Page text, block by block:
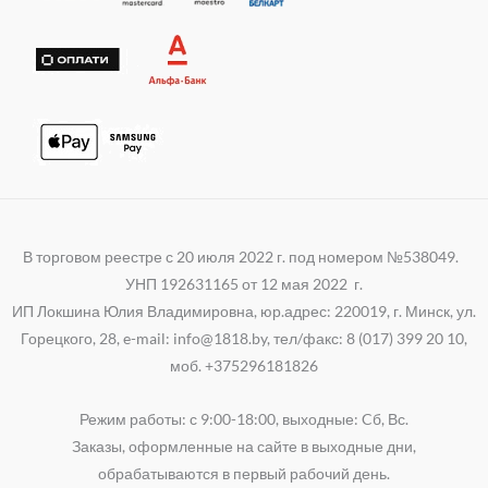
p
m
В торговом реестре с 20 июля 2022 г. под номером №538049.
УНП 192631165 от 12 мая 2022 г.
ИП Локшина Юлия Владимировна, юр.адрес: 220019, г. Минск, ул.
Горецкого, 28, e-mail: info@1818.by, тел/факс: 8 (017) 399 20 10,
моб. +375296181826
Режим работы: с 9:00-18:00, выходные: Cб, Вс.
Заказы, оформленные на сайте в выходные дни,
обрабатываются в первый рабочий день.